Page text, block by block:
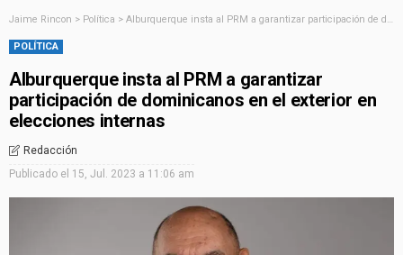
Jaime Rincon > Política > Alburquerque insta al PRM a garantizar participación de dominicanos en el exterior en elecciones internas
POLÍTICA
Alburquerque insta al PRM a garantizar
participación de dominicanos en el exterior en
elecciones internas
Redacción
Publicado el 15, Jul. 2023 a 11:06 am